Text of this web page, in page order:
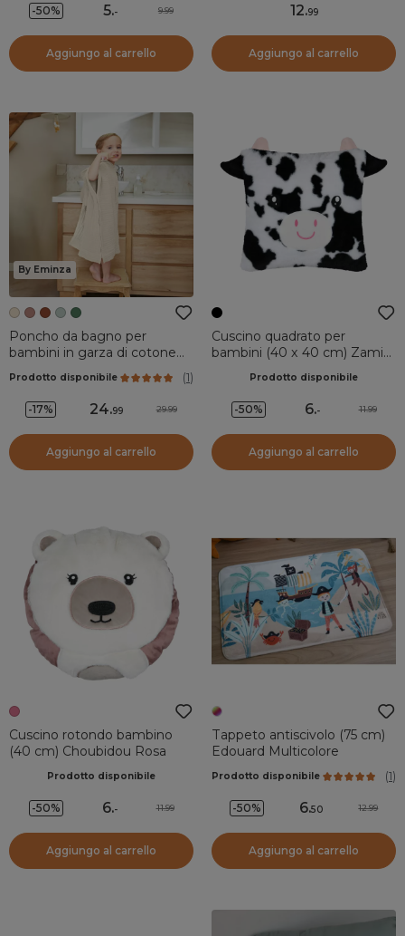
-50% 5.- 9.99
Aggiungo al carrello
12.99
Aggiungo al carrello
By Eminza
Poncho da bagno per
bambini in garza di cotone
6/10 anni Gaïa Beige pampa
Prodotto disponibile (1)
-17% 24.99 29.99
Aggiungo al carrello
Cuscino quadrato per
bambini (40 x 40 cm) Zamis
Prodotto disponibile
-50% 6.- 11.99
Aggiungo al carrello
Cuscino rotondo bambino
(40 cm) Choubidou Rosa
Prodotto disponibile
-50% 6.- 11.99
Aggiungo al carrello
Tappeto antiscivolo (75 cm)
Edouard Multicolore
Prodotto disponibile (1)
-50% 6.50 12.99
Aggiungo al carrello